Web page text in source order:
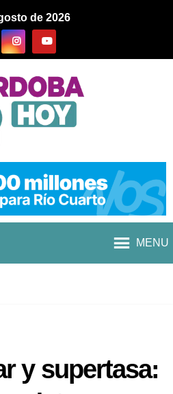
de 2026
MENU
y supertasa: